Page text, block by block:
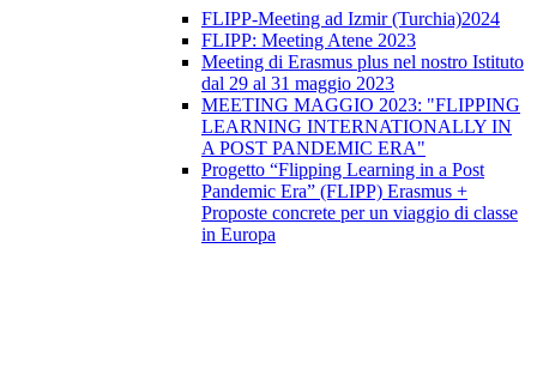
FLIPP-Meeting ad Izmir (Turchia)2024
FLIPP: Meeting Atene 2023
Meeting di Erasmus plus nel nostro Istituto
dal 29 al 31 maggio 2023
MEETING MAGGIO 2023: "FLIPPING
LEARNING INTERNATIONALLY IN
A POST PANDEMIC ERA"
Progetto “Flipping Learning in a Post
Pandemic Era” (FLIPP) Erasmus +
Proposte concrete per un viaggio di classe
in Europa